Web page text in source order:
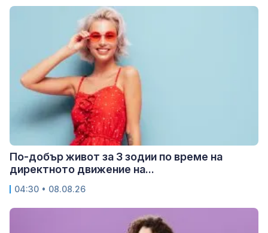
По-добър живот за 3 зодии по време на
директното движение на...
04:30 • 08.08.26